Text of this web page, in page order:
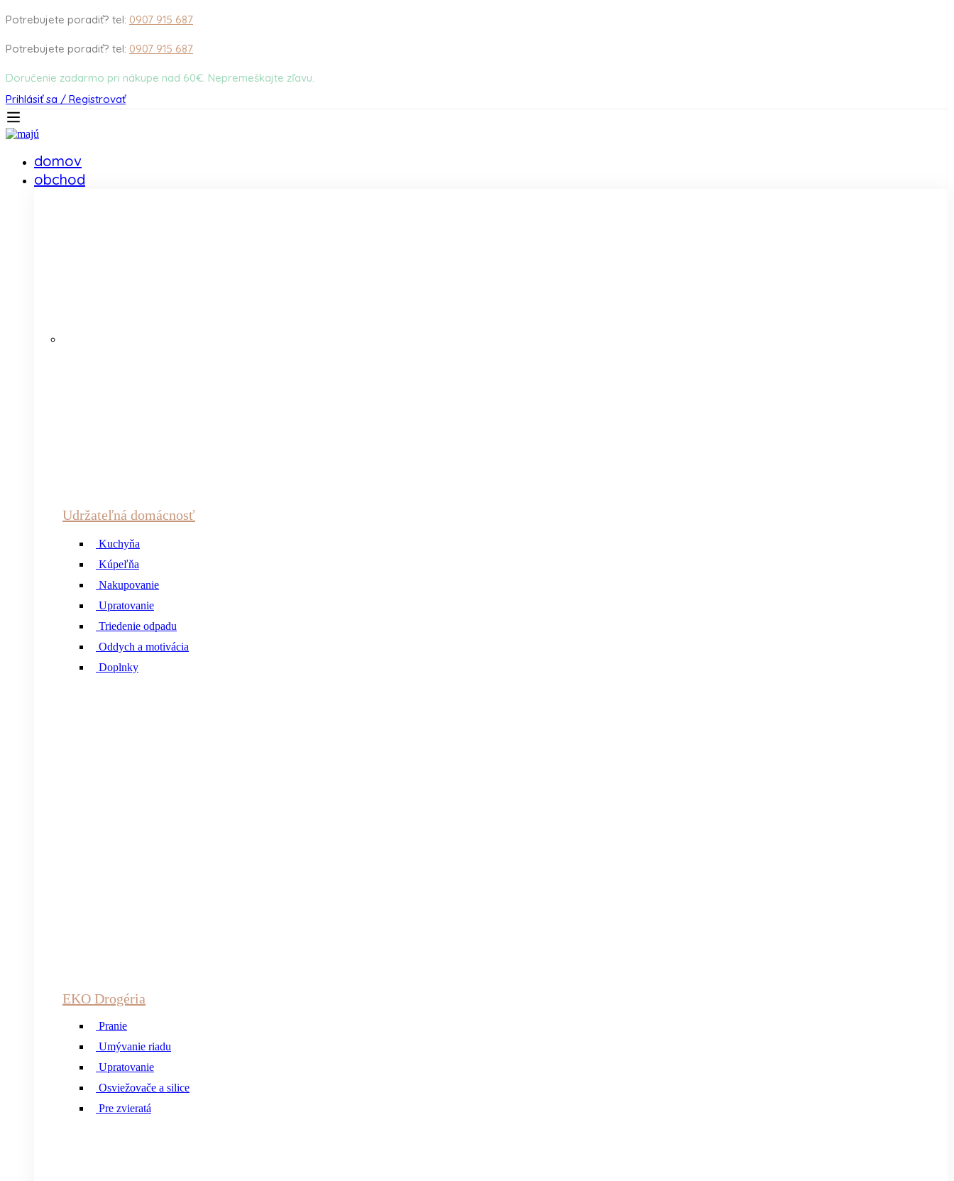
Potrebujete poradiť? tel: 0907 915 687
Potrebujete poradiť? tel: 0907 915 687
Doručenie zadarmo pri nákupe nad 60€. Nepremeškajte zľavu.
Prihlásiť sa / Registrovať
domov
obchod
Udržateľná domácnosť
Kuchyňa
Kúpeľňa
Nakupovanie
Upratovanie
Triedenie odpadu
Oddych a motivácia
Doplnky
EKO Drogéria
Pranie
Umývanie riadu
Upratovanie
Osviežovače a silice
Pre zvieratá